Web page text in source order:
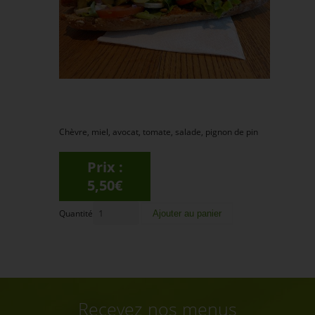
Chèvre, miel, avocat, tomate, salade, pignon de pin
Prix :
5,50€
Quantité
Recevez nos menus